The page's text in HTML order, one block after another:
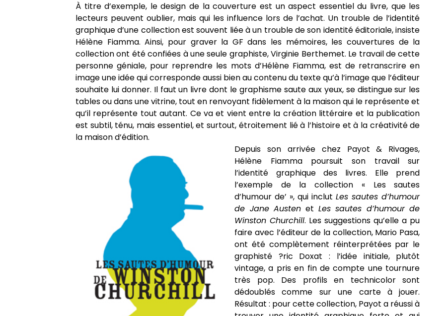
À titre d’exemple, le design de la couverture est un aspect essentiel du livre, que les
lecteurs peuvent oublier, mais qui les influence lors de l’achat. Un trouble de l’identité
graphique d’une collection est souvent liée à un trouble de son identité éditoriale, insiste
Hélène Fiamma. Ainsi, pour graver la GF dans les mémoires, les couvertures de la
collection ont été confiées à une seule graphiste, Virginie Berthemet. Le travail de cette
personne géniale, pour reprendre les mots d’Hélène Fiamma, est de retranscrire en
image une idée qui corresponde aussi bien au contenu du texte qu’à l’image que l’éditeur
souhaite lui donner. Il faut un livre dont le graphisme saute aux yeux, se distingue sur les
tables ou dans une vitrine, tout en renvoyant fidèlement à la maison qui le représente et
qu’il représente tout autant. Ce va et vient entre la création littéraire et la publication
est subtil, ténu, mais essentiel, et surtout, étroitement lié à l’histoire et à la créativité de
la maison d’édition.
Depuis son arrivée chez Payot & Rivages,
Hélène Fiamma poursuit son travail sur
l’identité graphique des livres. Elle prend
l’exemple de la collection « Les sautes
d’humour de’ », qui inclutLes sautes d’humour
de Jane Austen et Les sautes d’humour de
Winston Churchill. Les suggestions qu’elle a pu
faire avec l’éditeur de la collection, Mario Pasa,
ont été complètement réinterprétées par le
graphisté ?ric Doxat : l’idée initiale, plutôt
vintage, a pris en fin de compte une tournure
très pop. Des profils en technicolor sont
dédoublés comme sur une carte à jouer.
Résultat : pour cette collection, Payot a réussi à